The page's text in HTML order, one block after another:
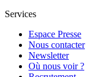
Services
Espace Presse
Nous contacter
Newsletter
Où nous voir ?